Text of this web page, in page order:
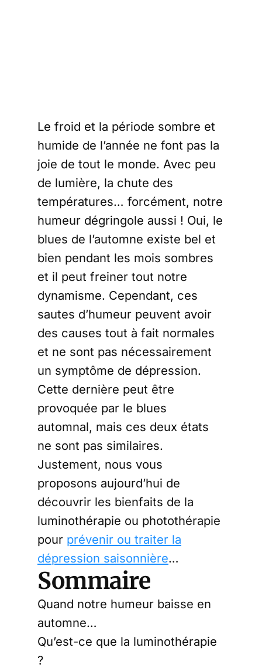
Le froid et la période sombre et
humide de l’année ne font pas la
joie de tout le monde. Avec peu
de lumière, la chute des
températures… forcément, notre
humeur dégringole aussi ! Oui, le
blues de l’automne existe bel et
bien pendant les mois sombres
et il peut freiner tout notre
dynamisme. Cependant, ces
sautes d’humeur peuvent avoir
des causes tout à fait normales
et ne sont pas nécessairement
un symptôme de dépression.
Cette dernière peut être
provoquée par le blues
automnal, mais ces deux états
ne sont pas similaires.
Justement, nous vous
proposons aujourd’hui de
découvrir les bienfaits de la
luminothérapie ou photothérapie
pour prévenir ou traiter la
dépression saisonnière…
Sommaire
Quand notre humeur baisse en
automne…
Qu’est-ce que la luminothérapie
?